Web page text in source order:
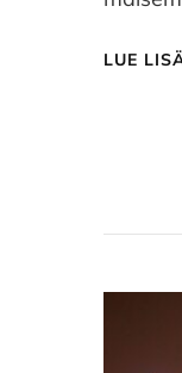
LUE